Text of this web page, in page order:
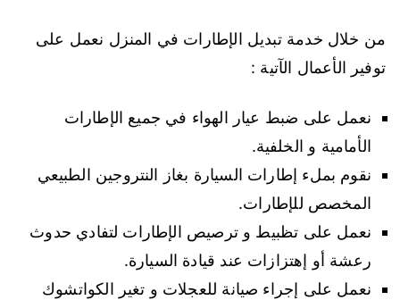
من خلال خدمة تبديل الإطارات في المنزل نعمل على
توفير الأعمال الآتية :
نعمل على ضبط عيار الهواء في جميع الإطارات
الأمامية و الخلفية.
نقوم بملء إطارات السيارة بغاز النتروجين الطبيعي
المخصص للإطارات.
نعمل على تظبيط و ترصيص الإطارات لتفادي حدوث
رعشة أو إهتزازات عند قيادة السيارة.
نعمل على إجراء صيانة للعجلات و تغير الكواتشوك